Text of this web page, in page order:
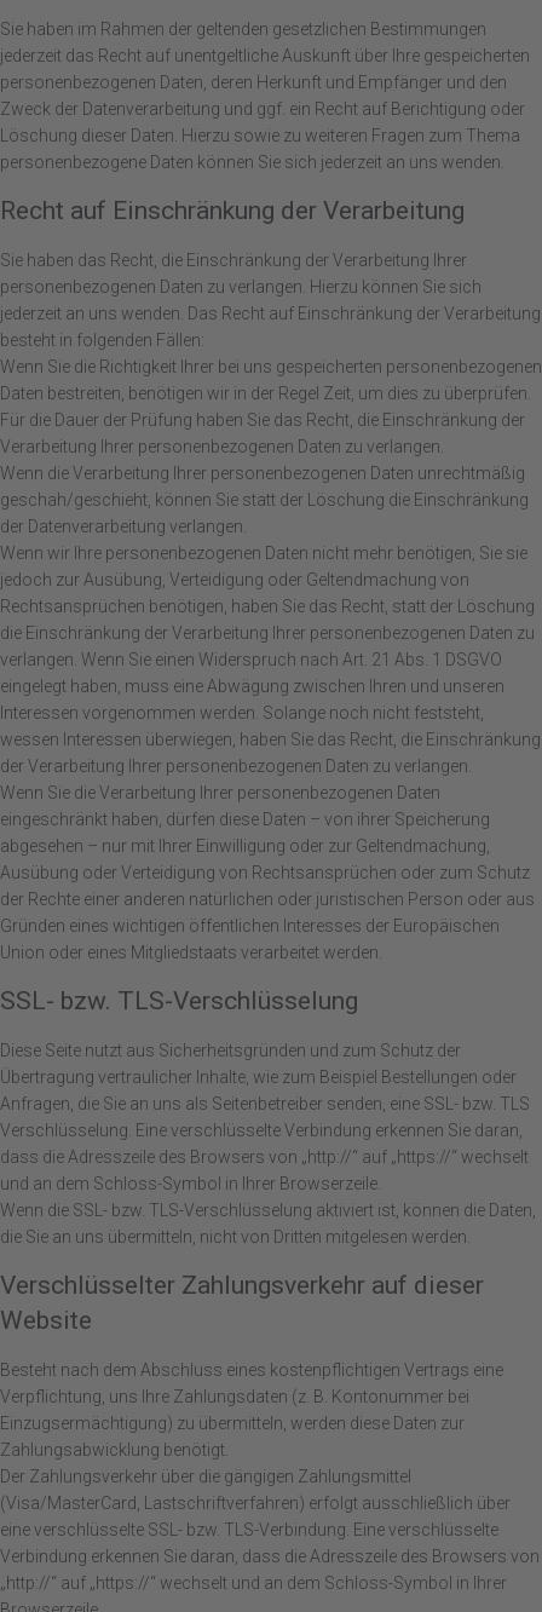
Sie haben im Rahmen der geltenden gesetzlichen Bestimmungen
jederzeit das Recht auf unentgeltliche Auskunft über Ihre gespeicherten
personenbezogenen Daten, deren Herkunft und Empfänger und den
Zweck der Datenverarbeitung und ggf. ein Recht auf Berichtigung oder
Löschung dieser Daten. Hierzu sowie zu weiteren Fragen zum Thema
personenbezogene Daten können Sie sich jederzeit an uns wenden.
Recht auf Einschränkung der Verarbeitung
Sie haben das Recht, die Einschränkung der Verarbeitung Ihrer
personenbezogenen Daten zu verlangen. Hierzu können Sie sich
jederzeit an uns wenden. Das Recht auf Einschränkung der Verarbeitung
besteht in folgenden Fällen:
Wenn Sie die Richtigkeit Ihrer bei uns gespeicherten personenbezogenen
Daten bestreiten, benötigen wir in der Regel Zeit, um dies zu überprüfen.
Für die Dauer der Prüfung haben Sie das Recht, die Einschränkung der
Verarbeitung Ihrer personenbezogenen Daten zu verlangen.
Wenn die Verarbeitung Ihrer personenbezogenen Daten unrechtmäßig
geschah/geschieht, können Sie statt der Löschung die Einschränkung
der Datenverarbeitung verlangen.
Wenn wir Ihre personenbezogenen Daten nicht mehr benötigen, Sie sie
jedoch zur Ausübung, Verteidigung oder Geltendmachung von
Rechtsansprüchen benötigen, haben Sie das Recht, statt der Löschung
die Einschränkung der Verarbeitung Ihrer personenbezogenen Daten zu
verlangen. Wenn Sie einen Widerspruch nach Art. 21 Abs. 1 DSGVO
eingelegt haben, muss eine Abwägung zwischen Ihren und unseren
Interessen vorgenommen werden. Solange noch nicht feststeht,
wessen Interessen überwiegen, haben Sie das Recht, die Einschränkung
der Verarbeitung Ihrer personenbezogenen Daten zu verlangen.
Wenn Sie die Verarbeitung Ihrer personenbezogenen Daten
eingeschränkt haben, dürfen diese Daten – von ihrer Speicherung
abgesehen – nur mit Ihrer Einwilligung oder zur Geltendmachung,
Ausübung oder Verteidigung von Rechtsansprüchen oder zum Schutz
der Rechte einer anderen natürlichen oder juristischen Person oder aus
Gründen eines wichtigen öffentlichen Interesses der Europäischen
Union oder eines Mitgliedstaats verarbeitet werden.
SSL- bzw. TLS-Verschlüsselung
Diese Seite nutzt aus Sicherheitsgründen und zum Schutz der
Übertragung vertraulicher Inhalte, wie zum Beispiel Bestellungen oder
Anfragen, die Sie an uns als Seitenbetreiber senden, eine SSL- bzw. TLS
Verschlüsselung. Eine verschlüsselte Verbindung erkennen Sie daran,
dass die Adresszeile des Browsers von „http://“ auf „https://“ wechselt
und an dem Schloss-Symbol in Ihrer Browserzeile.
Wenn die SSL- bzw. TLS-Verschlüsselung aktiviert ist, können die Daten,
die Sie an uns übermitteln, nicht von Dritten mitgelesen werden.
Verschlüsselter Zahlungsverkehr auf dieser
Website
Besteht nach dem Abschluss eines kostenpflichtigen Vertrags eine
Verpflichtung, uns Ihre Zahlungsdaten (z. B. Kontonummer bei
Einzugsermächtigung) zu übermitteln, werden diese Daten zur
Zahlungsabwicklung benötigt.
Der Zahlungsverkehr über die gängigen Zahlungsmittel
(Visa/MasterCard, Lastschriftverfahren) erfolgt ausschließlich über
eine verschlüsselte SSL- bzw. TLS-Verbindung. Eine verschlüsselte
Verbindung erkennen Sie daran, dass die Adresszeile des Browsers von
„http://“ auf „https://“ wechselt und an dem Schloss-Symbol in Ihrer